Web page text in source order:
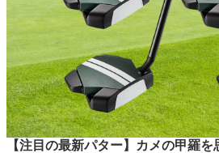
【注目の最新パター】カメの甲羅を